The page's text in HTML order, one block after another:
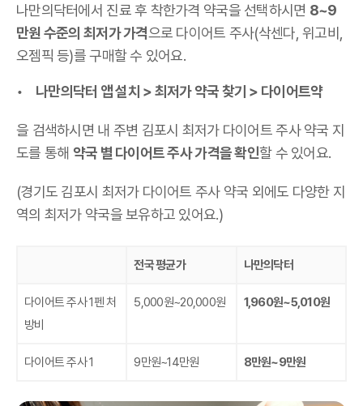
나만의닥터에서 진료 후 착한가격 약국을 선택하시면 8~9
만원 수준의 최저가 가격으로 다이어트 주사(삭센다, 위고비,
오젬픽 등)를 구매할 수 있어요.
나만의닥터 앱 설치 > 최저가 약국 찾기 > 다이어트약
을 검색하시면 내 주변 김포시 최저가 다이어트 주사 약국 지
도를 통해 약국 별 다이어트 주사 가격을 확인할 수 있어요.
(경기도 김포시 최저가 다이어트 주사 약국 외에도 다양한 지
역의 최저가 약국을 보유하고 있어요.)
전국 평균가 나만의닥터
다이어트 주사 1펜 처
방비
5,000원~20,000원 1,960원~5,010원
다이어트 주사 1 9만원~14만원 8만원~9만원